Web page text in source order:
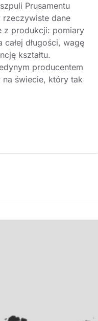
Prusamentu
rzeczywiste dane
z produkcji: pomiary
całej długości, wagę
kształtu.
producentem
na świecie, który tak